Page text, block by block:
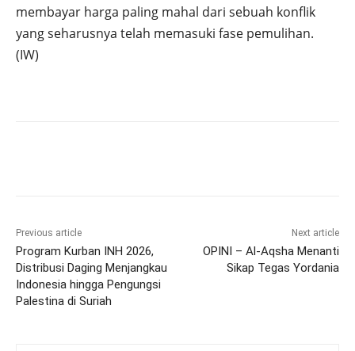
membayar harga paling mahal dari sebuah konflik
yang seharusnya telah memasuki fase pemulihan.
(IW)
Previous article
Program Kurban INH 2026,
Distribusi Daging Menjangkau
Indonesia hingga Pengungsi
Palestina di Suriah
Next article
OPINI – Al-Aqsha Menanti
Sikap Tegas Yordania